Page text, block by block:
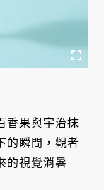
香果與宇治抹
的瞬間，觀者
的視覺消暑